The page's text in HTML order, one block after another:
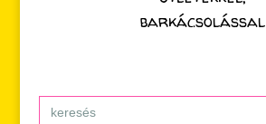
barkácsolással
Search
for: